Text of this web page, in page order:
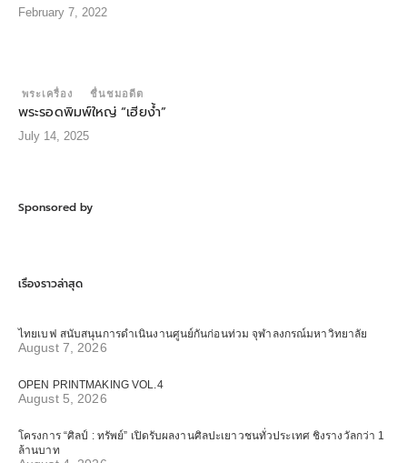
February 7, 2022
พระเครื่อง ชื่นชมอดีต
พระรอดพิมพ์ใหญ่ “เฮียง้ำ”
July 14, 2025
Sponsored by
เรื่องราวล่าสุด
ไทยเบฟ สนับสนุนการดำเนินงานศูนย์กันก่อนท่วม จุฬาลงกรณ์มหาวิทยาลัย
August 7, 2026
OPEN PRINTMAKING VOL.4
August 5, 2026
โครงการ “ศิลป์ : ทรัพย์” เปิดรับผลงานศิลปะเยาวชนทั่วประเทศ ชิงรางวัลกว่า 1
ล้านบาท